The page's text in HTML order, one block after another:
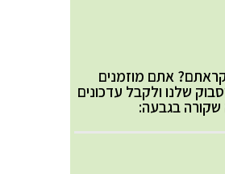
אתם מוזמנים
שלנו ולקבל עדכונים
בגבעה: